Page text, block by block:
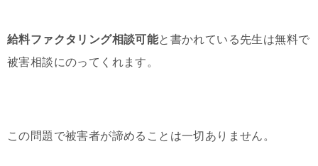
給料ファクタリング相談可能と書かれている先生は無料で
被害相談にのってくれます。
この問題で被害者が諦めることは一切ありません。